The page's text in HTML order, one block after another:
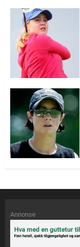
Annonse